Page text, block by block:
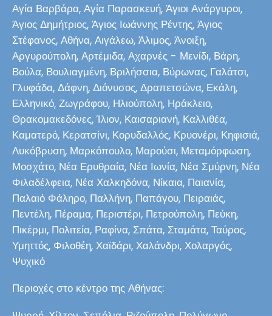
Αγία Βαρβάρα, Αγία Παρασκευή, Άγιοι Ανάργυροι,
Άγιος Δημήτριος, Άγιος Ιωάννης Ρέντης, Άγιος
Στέφανος, Αθήνα, Αιγάλεω, Άλιμος, Άνοιξη,
Αργυρούπολη, Αρτέμιδα, Αχαρνές - Μενίδι, Βάρη,
Βούλα, Βουλιαγμένη, Βριλήσσια, Βύρωνας, Γαλάτσι,
Γλυφάδα, Δάφνη, Διόνυσος, Δραπετσώνα, Εκάλη,
Ελληνικό, Ζωγράφου, Ηλιούπολη, Ηράκλειο,
Θρακομακεδόνες, Ίλιον, Καισαριανή, Καλλιθέα,
Καματερό, Κερατσίνι, Κορυδαλλός, Κρυονέρι, Κηφισιά,
Λυκόβρυση, Μαρκόπουλο, Μαρούσι, Μεταμόρφωση,
Μοσχάτο, Νέα Ερυθραία, Νέα Ιωνία, Νέα Σμύρνη, Νέα
Φιλαδέλφεια, Νέα Χαλκηδόνα, Νίκαια, Παιανία,
Παλαιό Φάληρο, Παλλήνη, Παπάγου, Πειραιάς,
Πεντέλη, Πέραμα, Περιστέρι, Πετρούπολη, Πεύκη,
Πικέρμι, Πολιτεία, Ραφίνα, Σπάτα, Σταμάτα, Ταύρος,
Υμηττός, Φιλοθέη, Χαϊδάρι, Χαλάνδρι, Χολαργός,
Ψυχικό
Περιοχές στο κέντρο της Αθήνας: